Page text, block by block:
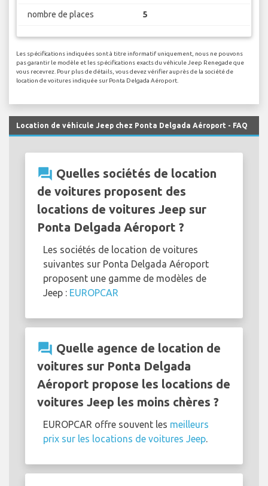
nombre de places 5
Les spécifications indiquées sont à titre informatif uniquement, nous ne pouvons
pas garantir le modèle et les spécifications exacts du véhicule Jeep Renegade que
vous recevrez. Pour plus de détails, vous devez vérifier auprès de la société de
location de voitures indiquée sur Ponta Delgada Aéroport.
Location de véhicule Jeep chez Ponta Delgada Aéroport - FAQ
question_answer Quelles sociétés de location
de voitures proposent des
locations de voitures Jeep sur
Ponta Delgada Aéroport ?
Les sociétés de location de voitures
suivantes sur Ponta Delgada Aéroport
proposent une gamme de modèles de
Jeep : EUROPCAR
question_answer Quelle agence de location de
voitures sur Ponta Delgada
Aéroport propose les locations de
voitures Jeep les moins chères ?
EUROPCAR offre souvent les meilleurs
prix sur les locations de voitures Jeep